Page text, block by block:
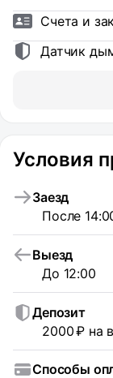
Счета и
Датчик
Условия
Заезд
После
Выезд
До 12:00
Депозит
2000 ₽ на
Способы